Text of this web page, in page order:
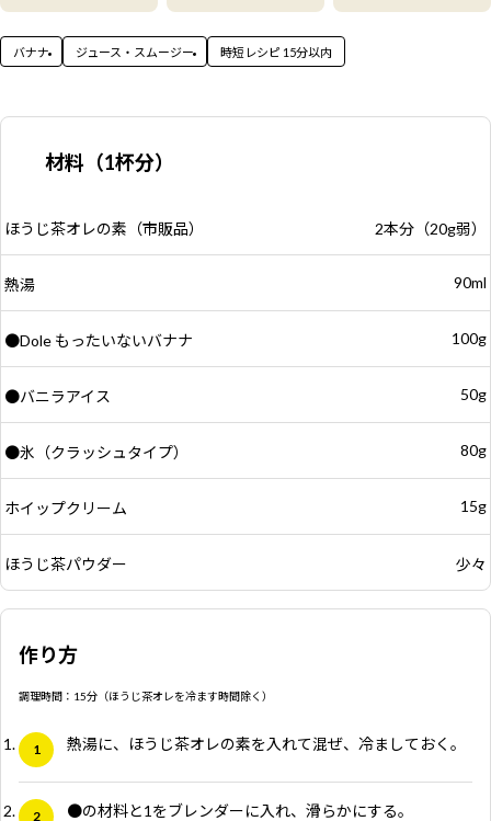
バナナ ジュース・スムージー 時短レシピ 15分以内
材料（1杯分）
ほうじ茶オレの素（市販品） 2本分（20g弱）
熱湯 90ml
●Dole もったいないバナナ 100g
●バニラアイス 50g
●氷（クラッシュタイプ） 80g
ホイップクリーム 15g
ほうじ茶パウダー 少々
作り方
調理時間：15分（ほうじ茶オレを冷ます時間除く）
熱湯に、ほうじ茶オレの素を入れて混ぜ、冷ましておく。
●の材料と1をブレンダーに入れ、滑らかにする。